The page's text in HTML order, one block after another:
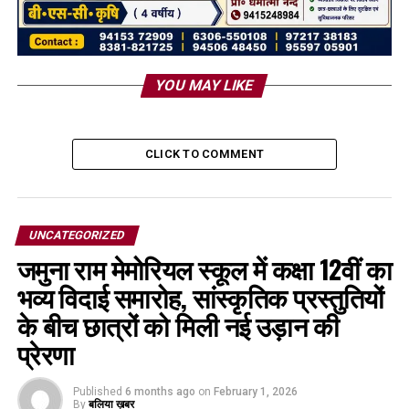
YOU MAY LIKE
CLICK TO COMMENT
UNCATEGORIZED
जमुना राम मेमोरियल स्कूल में कक्षा 12वीं का
भव्य विदाई समारोह, सांस्कृतिक प्रस्तुतियों
के बीच छात्रों को मिली नई उड़ान की
प्रेरणा
Published 6 months ago on February 1, 2026
By बलिया ख़बर